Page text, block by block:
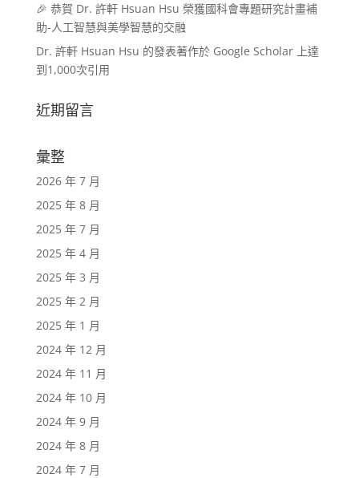
🎉 恭賀 Dr. 許軒 Hsuan Hsu 榮獲國科會專題研究計畫補
助-人工智慧與美學智慧的交融
Dr. 許軒 Hsuan Hsu 的發表著作於 Google Scholar 上達
到1,000次引用
近期留言
彙整
2026 年 7 月
2025 年 8 月
2025 年 7 月
2025 年 4 月
2025 年 3 月
2025 年 2 月
2025 年 1 月
2024 年 12 月
2024 年 11 月
2024 年 10 月
2024 年 9 月
2024 年 8 月
2024 年 7 月